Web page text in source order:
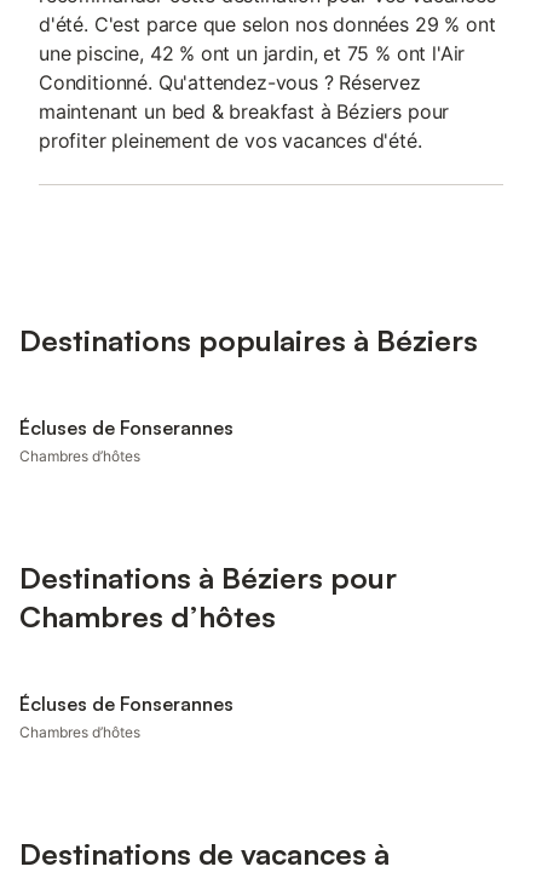
d'été. C'est parce que selon nos données 29 % ont
une piscine, 42 % ont un jardin, et 75 % ont l'Air
Conditionné. Qu'attendez-vous ? Réservez
maintenant un bed & breakfast à Béziers pour
profiter pleinement de vos vacances d'été.
Destinations populaires à Béziers
Écluses de Fonserannes
Chambres d’hôtes
Destinations à Béziers pour
Chambres d’hôtes
Écluses de Fonserannes
Chambres d’hôtes
Destinations de vacances à